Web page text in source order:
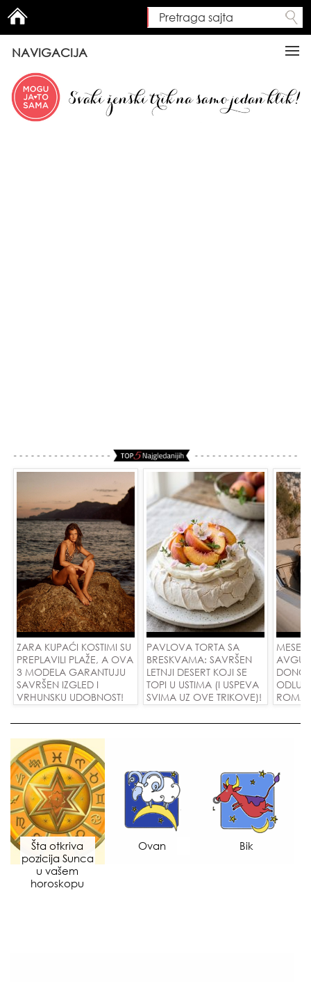
Search form
Pretraga sajta
NAVIGACIJA
ZARA KUPAĆI KOSTIMI SU
PREPLAVILI PLAŽE, A OVA
3 MODELA GARANTUJU
SAVRŠEN IZGLED I
VRHUNSKU UDOBNOST!
PAVLOVA TORTA SA
BRESKVAMA: SAVRŠEN
LETNJI DESERT KOJI SE
TOPI U USTIMA (I USPEVA
SVIMA UZ OVE TRIKOVE)!
Šta otkriva
pozicija Sunca
u vašem
horoskopu
Ovan Bik